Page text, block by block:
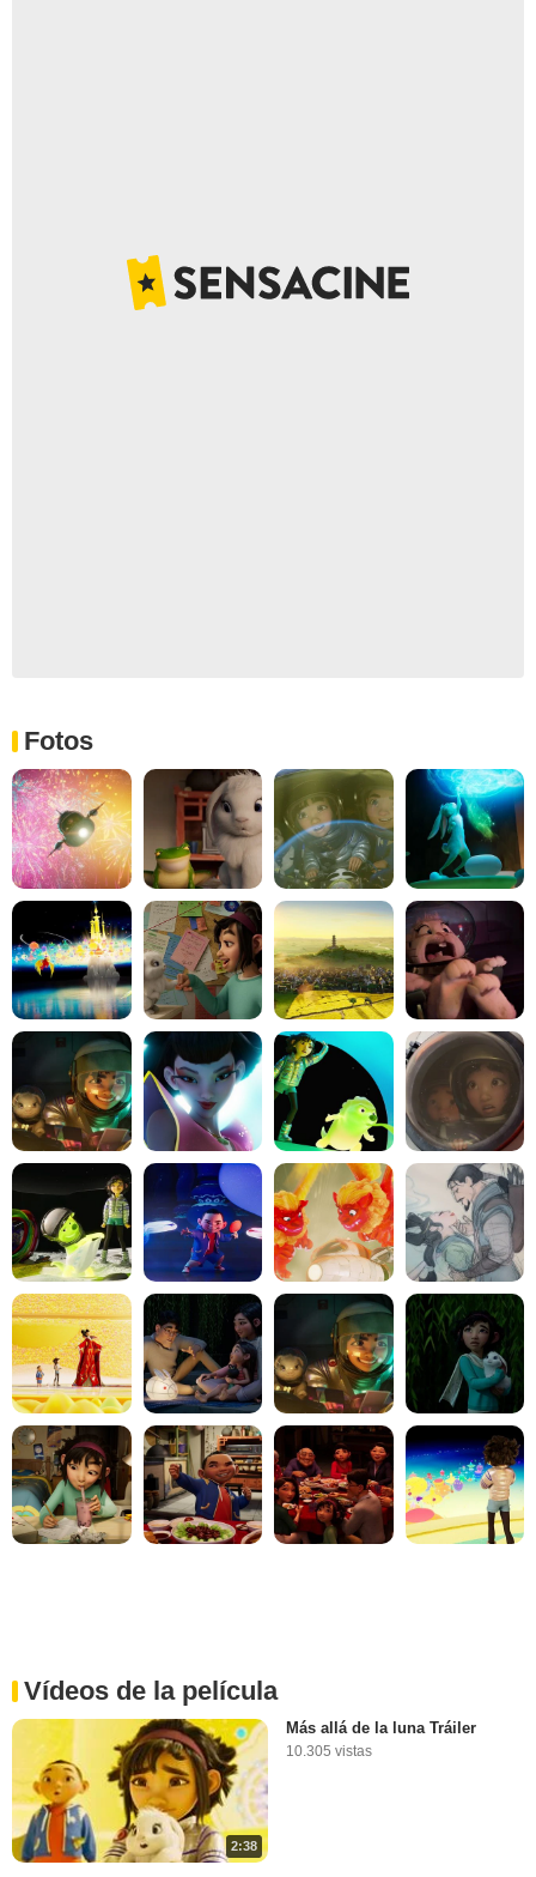
Fotos
Vídeos de la película
2:38
Más allá de la luna Tráiler
10.305 vistas